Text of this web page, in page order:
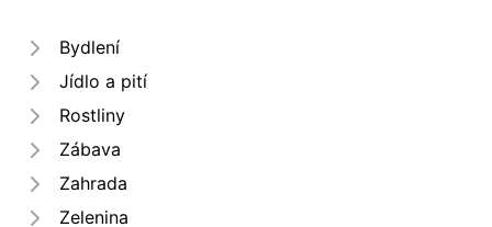
Bydlení
Jídlo a pití
Rostliny
Zábava
Zahrada
Zelenina